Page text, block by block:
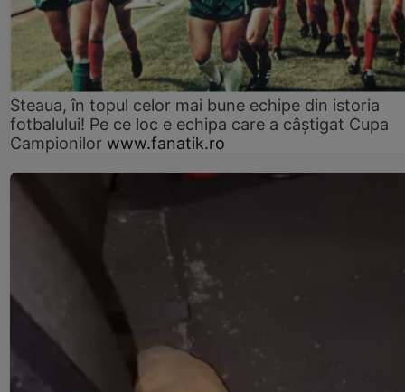
Steaua, în topul celor mai bune echipe din istoria
fotbalului! Pe ce loc e echipa care a câştigat Cupa
Campionilor www.fanatik.ro